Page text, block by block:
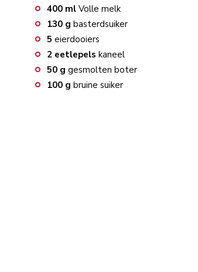
400 ml Volle melk
130 g basterdsuiker
5 eierdooiers
2 eetlepels kaneel
50 g gesmolten boter
100 g bruine suiker